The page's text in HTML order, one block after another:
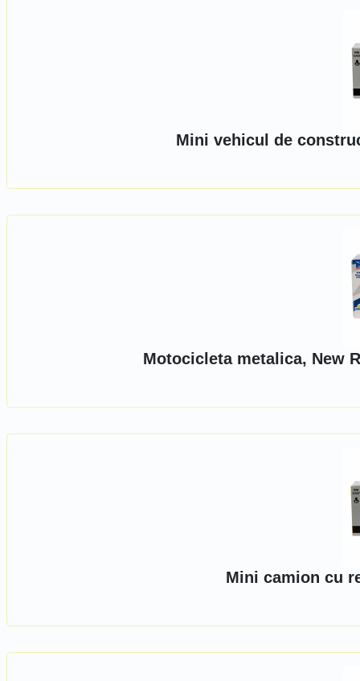
Mini vehicul de
Motocicleta metalica, New
Mini camion cu